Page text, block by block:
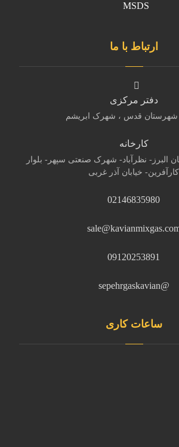
MSDS
ارتباط با ما
دفتر مرکزی
شهرستان قدس ، شهرک ابریشم
کارخانه
البرز- نظرآباد- شهرک صنعتی سپهر- بلوار
کارآفرین- خیابان آذر غربی
02146835980
09120253891
@sepehrgaskavian
ساعات کاری